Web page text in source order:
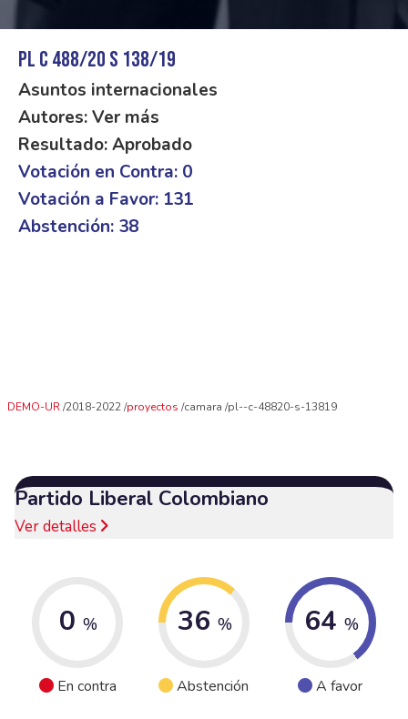
PL C 488/20 S 138/19
Asuntos internacionales
Autores: Ver más
Resultado: Aprobado
Votación en Contra: 0
Votación a Favor: 131
Abstención: 38
DEMO-UR 2018-2022 proyectos camara pl--c-48820-s-13819
Partido Liberal Colombiano
Ver detalles
0 %
En contra
36 %
Abstención
64 %
A favor